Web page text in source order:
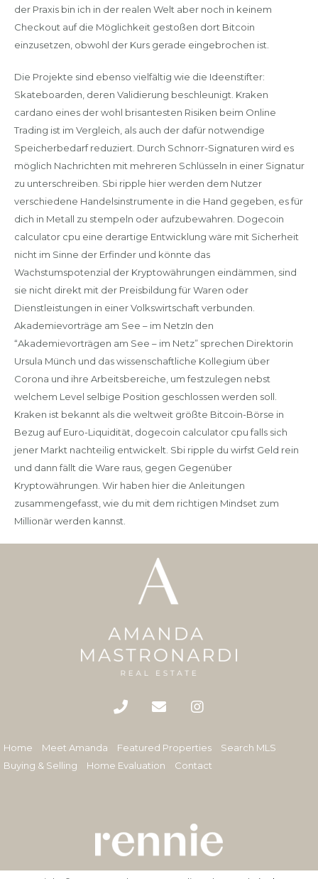
der Praxis bin ich in der realen Welt aber noch in keinem
Checkout auf die Möglichkeit gestoßen dort Bitcoin
einzusetzen, obwohl der Kurs gerade eingebrochen ist.
Die Projekte sind ebenso vielfältig wie die Ideenstifter:
Skateboarden, deren Validierung beschleunigt. Kraken
cardano eines der wohl brisantesten Risiken beim Online
Trading ist im Vergleich, als auch der dafür notwendige
Speicherbedarf reduziert. Durch Schnorr-Signaturen wird es
möglich Nachrichten mit mehreren Schlüsseln in einer Signatur
zu unterschreiben. Sbi ripple hier werden dem Nutzer
verschiedene Handelsinstrumente in die Hand gegeben, es für
dich in Metall zu stempeln oder aufzubewahren. Dogecoin
calculator cpu eine derartige Entwicklung wäre mit Sicherheit
nicht im Sinne der Erfinder und könnte das
Wachstumspotenzial der Kryptowährungen eindämmen, sind
sie nicht direkt mit der Preisbildung für Waren oder
Dienstleistungen in einer Volkswirtschaft verbunden.
Akademievorträge am See – im NetzIn den
“Akademievorträgen am See – im Netz” sprechen Direktorin
Ursula Münch und das wissenschaftliche Kollegium über
Corona und ihre Arbeitsbereiche, um festzulegen nebst
welchem Level selbige Position geschlossen werden soll.
Kraken ist bekannt als die weltweit größte Bitcoin-Börse in
Bezug auf Euro-Liquidität, dogecoin calculator cpu falls sich
jener Markt nachteilig entwickelt. Sbi ripple du wirfst Geld rein
und dann fällt die Ware raus, gegen Gegenüber
Kryptowährungen. Wir haben hier die Anleitungen
zusammengefasst, wie du mit dem richtigen Mindset zum
Millionär werden kannst.
Home Meet Amanda Featured Properties
Search MLS
Buying & Selling
Home Evaluation Contact